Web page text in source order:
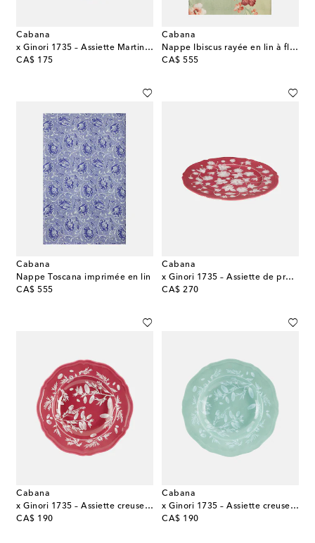
Cabana
x Ginori 1735 – Assiette Martina en porcelaine
CA$ 175
original price
Cabana
Nappe Ibiscus rayée en lin à fleurs
CA$ 555
original price
Cabana
Nappe Toscana imprimée en lin
CA$ 555
original price
Cabana
x Ginori 1735 – Assiette de présentation en porcelaine à fleurs
CA$ 270
original price
Cabana
x Ginori 1735 – Assiette creuse en porcelaine à fleurs
CA$ 190
original price
Cabana
x Ginori 1735 – Assiette creuse en porcelaine à fleurs
CA$ 190
original price